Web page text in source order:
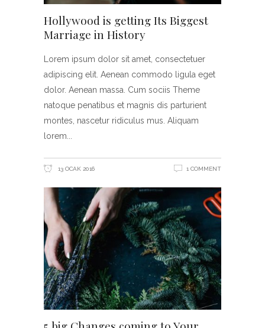
Hollywood is getting Its Biggest
Marriage in History
Lorem ipsum dolor sit amet, consectetuer
adipiscing elit. Aenean commodo ligula eget
dolor. Aenean massa. Cum sociis Theme
natoque penatibus et magnis dis parturient
montes, nascetur ridiculus mus. Aliquam
lorem
13 OCAK 2016 1 COMMENT